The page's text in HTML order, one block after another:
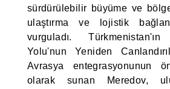
sürdürülebilir büyüme ve
ulaştırma ve lojistik
vurguladı.
Yolu'nun Yeniden
Avrasya entegrasyonunun
olarak sunan Meredov,